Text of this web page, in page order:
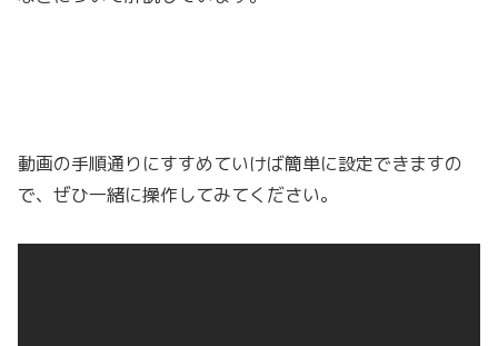
動画の手順通りにすすめていけば簡単に設定できますの
で、ぜひ一緒に操作してみてください。